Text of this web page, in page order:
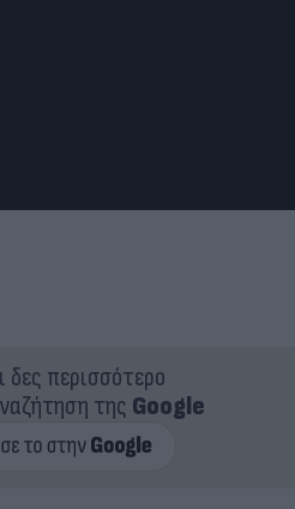
δες περισσότερο
της Google